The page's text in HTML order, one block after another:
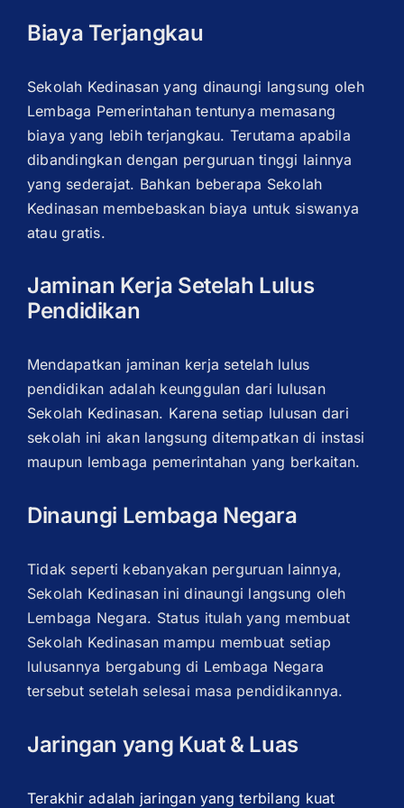
OUR PROGRAM
REGISTRATION
CONTACT US
Biaya Terjangkau
Sekolah Kedinasan yang dinaungi langsung oleh
Lembaga Pemerintahan tentunya memasang
biaya yang lebih terjangkau. Terutama apabila
dibandingkan dengan perguruan tinggi lainnya
yang sederajat. Bahkan beberapa Sekolah
Kedinasan membebaskan biaya untuk siswanya
atau gratis.
Jaminan Kerja Setelah Lulus
Pendidikan
Mendapatkan jaminan kerja setelah lulus
pendidikan adalah keunggulan dari lulusan
Sekolah Kedinasan. Karena setiap lulusan dari
sekolah ini akan langsung ditempatkan di instasi
maupun lembaga pemerintahan yang berkaitan.
Dinaungi Lembaga Negara
Tidak seperti kebanyakan perguruan lainnya,
Sekolah Kedinasan ini dinaungi langsung oleh
Lembaga Negara. Status itulah yang membuat
Sekolah Kedinasan mampu membuat setiap
lulusannya bergabung di Lembaga Negara
tersebut setelah selesai masa pendidikannya.
Jaringan yang Kuat & Luas
Terakhir adalah jaringan yang terbilang kuat